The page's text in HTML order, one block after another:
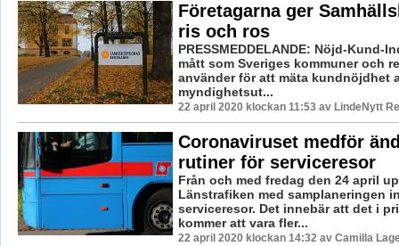
Företagarna ger
ris och ros
PRESSMEDDELANDE: Nöjd-Kund-
mått som Sveriges kommuner och
använder för att mäta kundnöjdhet
myndighetsut...
22 april 2020 klockan 11:53 av LindeNytt
Coronaviruset medför
rutiner för serviceresor
Från och med fredag den 24 april
Länstrafiken med samplaneringen
serviceresor. Det innebär att det i
kommer att vara fler...
22 april 2020 klockan 14:32 av Camilla